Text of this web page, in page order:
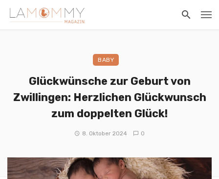
BABY
Glückwünsche zur Geburt von
Zwillingen: Herzlichen Glückwunsch
zum doppelten Glück!
8. Oktober 2024 0